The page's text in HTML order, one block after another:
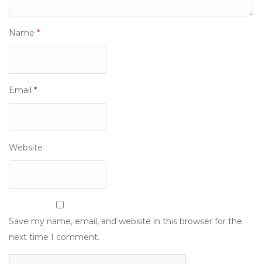
Name *
Email *
Website
Save my name, email, and website in this browser for the
next time I comment.